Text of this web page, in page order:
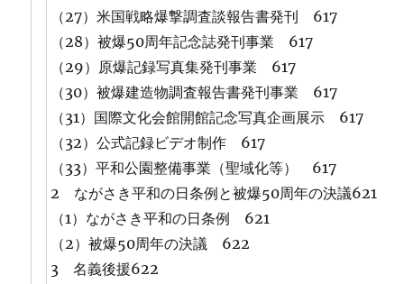
（27）米国戦略爆撃調査談報告書発刊 617
（28）被爆50周年記念誌発刊事業 617
（29）原爆記録写真集発刊事業 617
（30）被爆建造物調査報告書発刊事業 617
（31）国際文化会館開館記念写真企画展示 617
（32）公式記録ビデオ制作 617
（33）平和公園整備事業（聖域化等） 617
2 ながさき平和の日条例と被爆50周年の決議621
（1）ながさき平和の日条例 621
（2）被爆50周年の決議 622
3 名義後援622